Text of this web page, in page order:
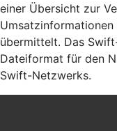
einer Übersicht zur
übermittelt. Das
Dateiformat für den
Swift-Netzwerks.